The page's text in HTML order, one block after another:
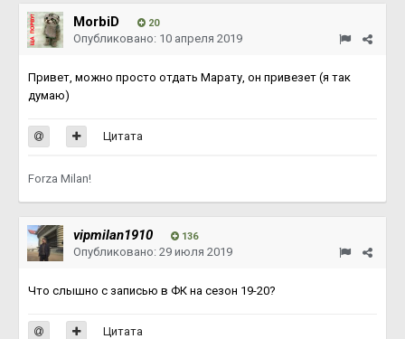
MorbiD 20
Опубликовано: 10 апреля 2019
Привет, можно просто отдать Марату, он привезет (я так
думаю)
Цитата
Forza Milan!
vipmilan1910 136
Опубликовано: 29 июля 2019
Что слышно с записью в ФК на сезон 19-20?
Цитата